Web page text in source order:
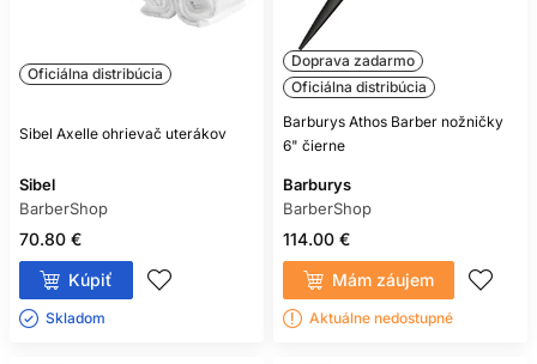
Oficiálna distribúcia
Sibel Axelle ohrievač uterákov
Sibel
BarberShop
70.80 €
Kúpiť
Skladom ㅤ
Doprava zadarmo
Oficiálna distribúcia
Barburys Athos Barber nožničky
6" čierne
Barburys
BarberShop
114.00 €
Mám záujem
Aktuálne nedostupné